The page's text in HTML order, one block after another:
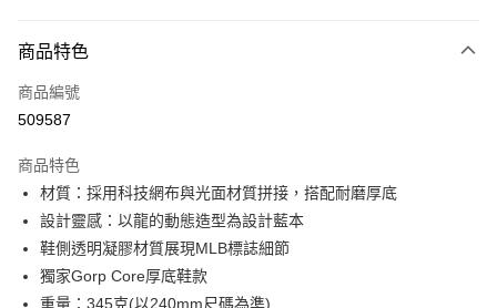
信用卡
Apple Pay
AlipayHK
WeChat Pay
送貨方式
商品特色
商品編號
509587
商品特色
材質：採用科技網布與光面材質拼接，搭配耐磨厚底
設計靈感：以龍的動態造型為設計藍本
鞋側透明凝膠材質展現MLB標誌細節
獨家Gorp Core厚底鞋款
重量：345克(以240mm尺碼為準)